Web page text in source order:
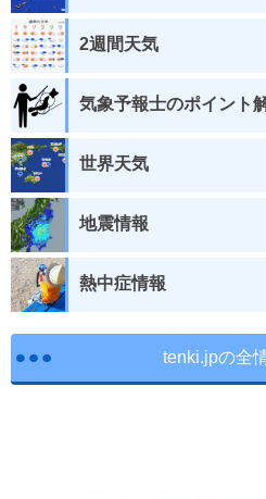
2週間天気
気象予報士のポイント
世界天気
地震情報
熱中症情報
tenki.jpの全